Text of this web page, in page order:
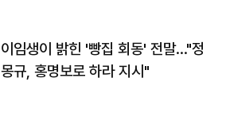
이임생이 밝힌 '빵집 회동' 전말…"정
몽규, 홍명보로 하라 지시"